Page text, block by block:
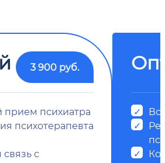
3 900 руб.
психиатра
психотерапевта
с